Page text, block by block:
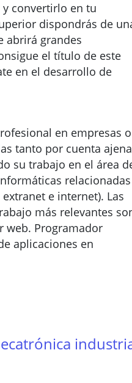
convertirlo en tu
dispondrás de
abrirá grandes
el título de este
en el desarrollo de
en empresas o
tanto por cuenta ajena
su trabajo en el área
relacionadas
e internet). Las
más relevantes
web. Programador
aplicaciones en